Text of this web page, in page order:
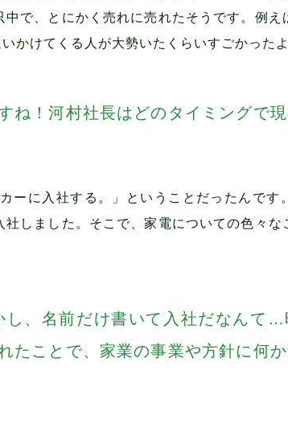
で、とにかく売れに売れたそうです。例え
かけてくる人が大勢いたくらいすごかったよ
！河村社長はどのタイミングで
ーに入社する。」ということだったんです
しました。そこで、家電についての色々な
、名前だけ書いて入社だなんて…
ことで、家業の事業や方針に何か